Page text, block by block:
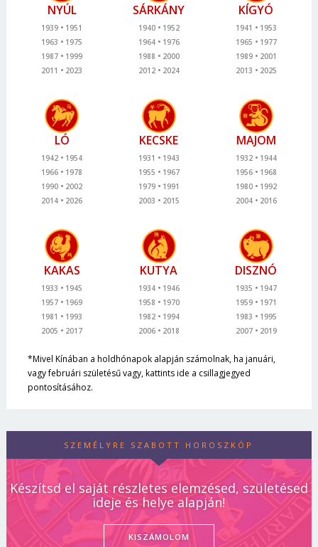
NYÚL
1939
1951
1963
1975
1987
1999
2011
2023
SÁRKÁNY
1940
1952
1964
1976
1988
2000
2012
2024
KÍGYÓ
1941
1953
1965
1977
1989
2001
2013
2025
LÓ
1942
1954
1966
1978
1990
2002
2014
2026
KECSKE
1931
1943
1955
1967
1979
1991
2003
2015
MAJOM
1932
1944
1956
1968
1980
1992
2004
2016
KAKAS
1933
1945
1957
1969
1981
1993
2005
2017
KUTYA
1934
1946
1958
1970
1982
1994
2006
2018
DISZNÓ
1935
1947
1959
1971
1983
1995
2007
2019
*Mivel Kínában a holdhónapok alapján számolnak, ha januári,
vagy februári születésű vagy, kattints ide a csillagjegyed
pontosításához.
SZEMÉLYRE SZABOTT HOROSZKÓP
Készítsd el saját részletes elemzésed, születésed
ideje és helye alapján!
KISZÁMOLOM